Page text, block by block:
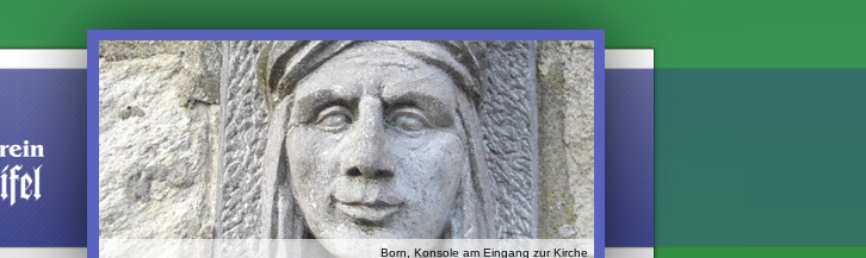
Born, Konsole am Eingang zur Kirche